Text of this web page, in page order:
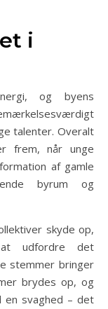
i
og byens
talenter. Overalt
frem, når unge
af gamle
byrum og
skyde op,
udfordre det
stemmer bringer
brydes op, og
en svaghed – det